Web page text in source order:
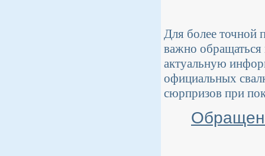
Для более точной
важно обращаться
актуальную
официальных
сюрпризов при